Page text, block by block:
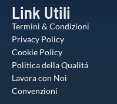
Link Utili
Termini & Condizioni
Privacy Policy
Cookie Policy
Politica della Qualitá
Lavora con Noi
Convenzioni